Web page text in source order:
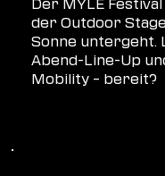
der Outdoor
Sonne untergeht.
Abend-Line-Up
Mobility – bereit?